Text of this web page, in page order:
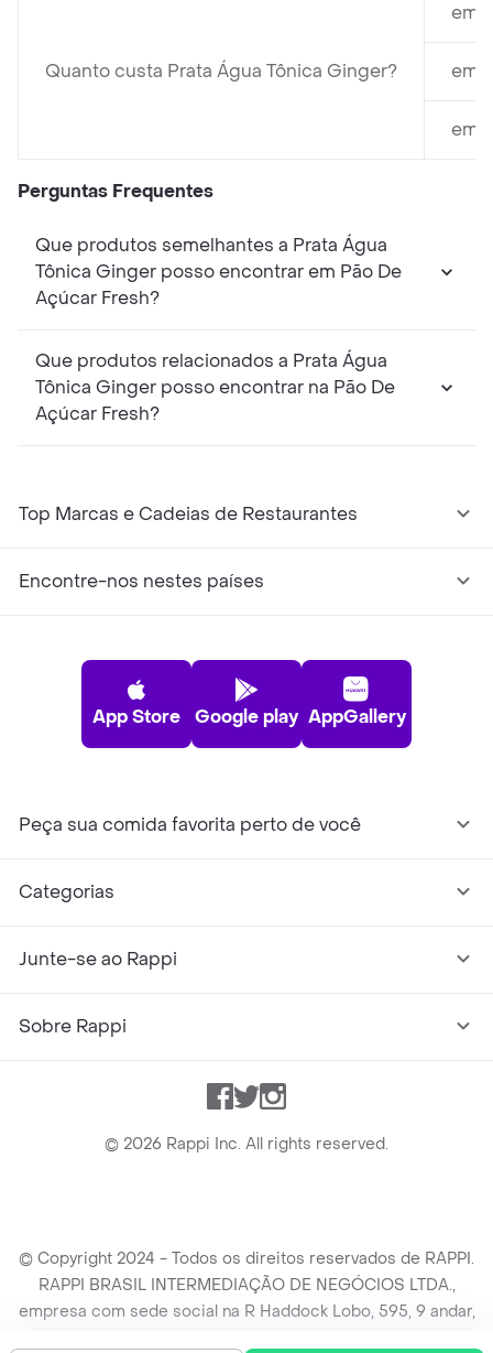
Quanto custa Prata Água Tônica Ginger?
em
em
em
Perguntas Frequentes
Que produtos semelhantes a Prata Água
Tônica Ginger posso encontrar em Pão De
Açúcar Fresh?
Que produtos relacionados a Prata Água
Tônica Ginger posso encontrar na Pão De
Açúcar Fresh?
Top Marcas e Cadeias de Restaurantes
Encontre-nos nestes países
App Store Google play AppGallery
Peça sua comida favorita perto de você
Categorias
Junte-se ao Rappi
Sobre Rappi
Facebook
TwitterInstagram
© 2026 Rappi Inc. All rights reserved.
© Copyright 2024 - Todos os direitos reservados de RAPPI.
RAPPI BRASIL INTERMEDIAÇÃO DE NEGÓCIOS LTDA.,
empresa com sede social na R Haddock Lobo, 595, 9 andar,